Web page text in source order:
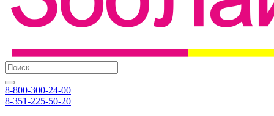
8-800-300-24-00
8-351-225-50-20